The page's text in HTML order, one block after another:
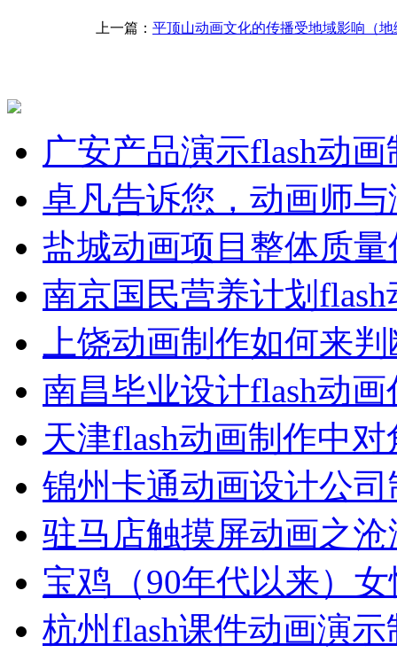
上一篇： 平顶山动画文化的传播受地域影响（地
广安产品演示flash动
卓凡告诉您，动画师
盐城动画项目整体质
南京国民营养计划
上饶动画制作如何来
南昌毕业设计flash动
天津flash动画制作中
锦州卡通动画设计公
驻马店触摸屏动画之
宝鸡（90年代以来）
杭州flash课件动画演